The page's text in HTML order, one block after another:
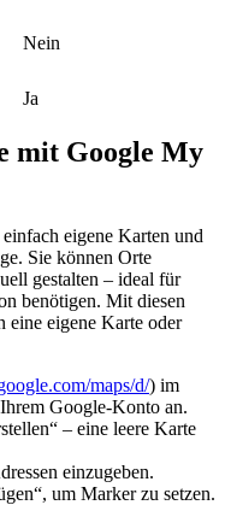
Nein
Ja
mit Google My
eigene Karten und
Sie können Orte
gestalten – ideal für
benötigen. Mit diesen
eine eigene Karte oder
maps/d/) im
Google-Konto an.
– eine leere Karte
einzugeben.
um Marker zu setzen.